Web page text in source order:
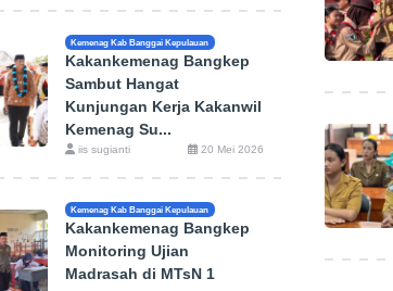
Kemenag Kab Banggai Kepulauan
Kakankemenag Bangkep
Sambut Hangat
Kunjungan Kerja Kakanwil
Kemenag Su...
iis sugianti 20 Mei 2026
Kemenag Kab Banggai Kepulauan
Kakankemenag Bangkep
Monitoring Ujian
Madrasah di MTsN 1